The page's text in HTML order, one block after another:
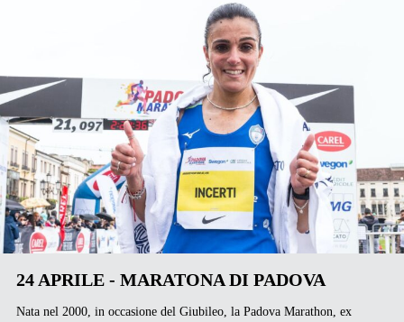
24 APRILE - MARATONA DI PADOVA
Nata nel 2000, in occasione del Giubileo, la Padova Marathon, ex